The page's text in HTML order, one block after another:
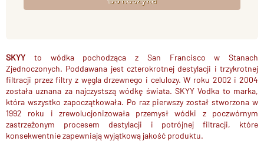
SKYY to wódka pochodząca z San Francisco w Stanach
Zjednoczonych. Poddawana jest czterokrotnej destylacji i trzykrotnej
filtracji przez filtry z węgla drzewnego i celulozy. W roku 2002 i 2004
została uznana za najczystszą wódkę świata. SKYY Vodka to marka,
która wszystko zapoczątkowała. Po raz pierwszy został stworzona w
1992 roku i zrewolucjonizowała przemysł wódki z poczwórnym
zastrzeżonym procesem destylacji i potrójnej filtracji, które
konsekwentnie zapewniają wyjątkową jakość produktu.